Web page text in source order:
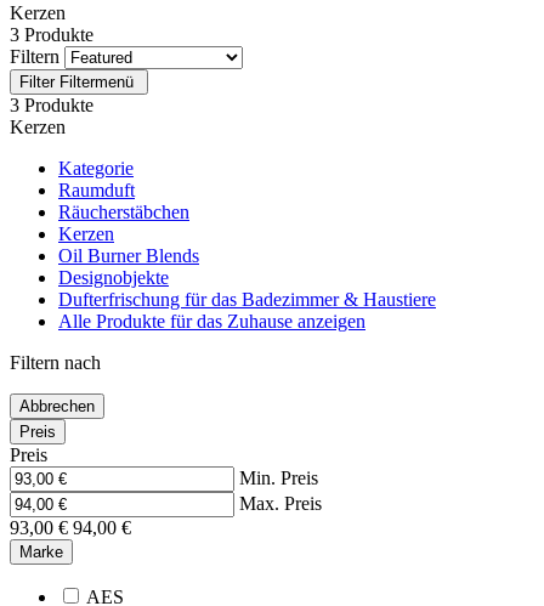
Kerzen
3 Produkte
Filtern
Filter Filtermenü
3 Produkte
Kerzen
Kategorie
Raumduft
Räucherstäbchen
Kerzen
Oil Burner Blends
Designobjekte
Dufterfrischung für das Badezimmer & Haustiere
Alle Produkte für das Zuhause anzeigen
Filtern nach
Abbrechen
Preis
Preis
Min. Preis
Max. Preis
93,00 € 94,00 €
Marke
AES